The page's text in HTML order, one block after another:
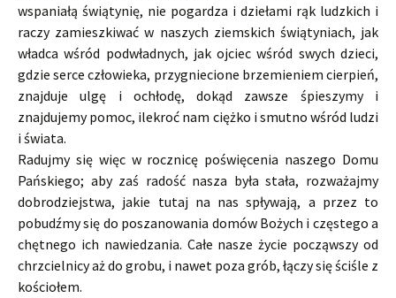
wspaniałą świątynię, nie pogardza i dziełami rąk ludzkich i
raczy zamieszkiwać w naszych ziemskich świątyniach, jak
władca wśród podwładnych, jak ojciec wśród swych dzieci,
gdzie serce człowieka, przygniecione brzemieniem cierpień,
znajduje ulgę i ochłodę, dokąd zawsze śpieszymy i
znajdujemy pomoc, ilekroć nam ciężko i smutno wśród ludzi
i świata.
Radujmy się więc w rocznicę poświęcenia naszego Domu
Pańskiego; aby zaś radość nasza była stała, rozważajmy
dobrodziejstwa, jakie tutaj na nas spływają, a przez to
pobudźmy się do poszanowania domów Bożych i częstego a
chętnego ich nawiedzania. Całe nasze życie począwszy od
chrzcielnicy aż do grobu, i nawet poza grób, łączy się ściśle z
kościołem.